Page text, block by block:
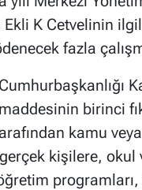
Ekli K Cetvelinin
fazla
birinci
kamu
kişilere, okul